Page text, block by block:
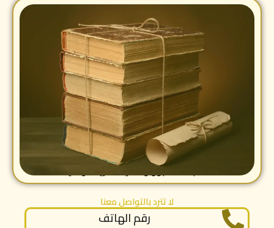
المخطوطات العثمانية
متخصصين في قراءة المخطوطات العثمانية واستخراجها من
مكتبة اسطنبول ومكلية القرية الوطنية
لا تترد بالتواصل معنا
رقم الهاتف
792956559 962+